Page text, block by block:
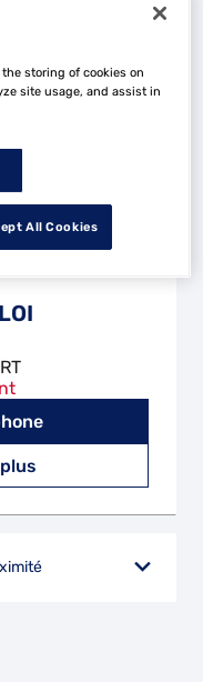
plus
the storing of cookies on
site usage, and assist in
All Cookies